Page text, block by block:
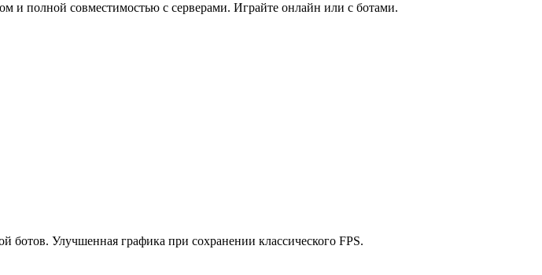
полной совместимостью с серверами. Играйте онлайн или с ботами.
ботов. Улучшенная графика при сохранении классического FPS.